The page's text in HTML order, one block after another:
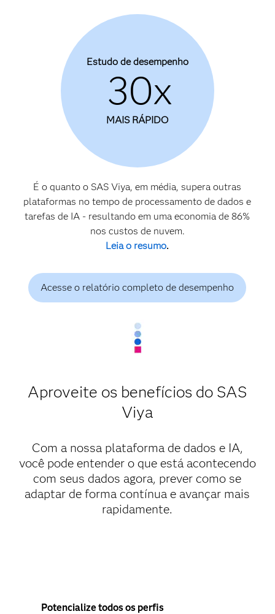
Estudo de desempenho
30x
MAIS RÁPIDO
É o quanto o SAS Viya, em média, supera outras
plataformas no tempo de processamento de dados e
tarefas de IA - resultando em uma economia de 86%
nos custos de nuvem.
Leia o resumo.
Acesse o relatório completo de desempenho
Aproveite os benefícios do SAS
Viya
Com a nossa plataforma de dados e IA,
você pode entender o que está acontecendo
com seus dados agora, prever como se
adaptar de forma contínua e avançar mais
rapidamente.
Potencialize todos os perfis